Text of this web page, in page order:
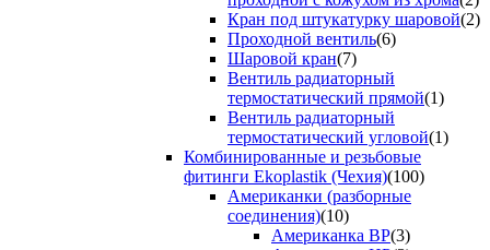
Кран под штукатурку шаровой(2)
Проходной вентиль(6)
Шаровой кран(7)
Вентиль радиаторный
термостатический прямой(1)
Вентиль радиаторный
термостатический угловой(1)
Комбинированные и резьбовые
фитинги Ekoplastik (Чехия)(100)
Американки (разборные
соединения)(10)
Американка ВР(3)